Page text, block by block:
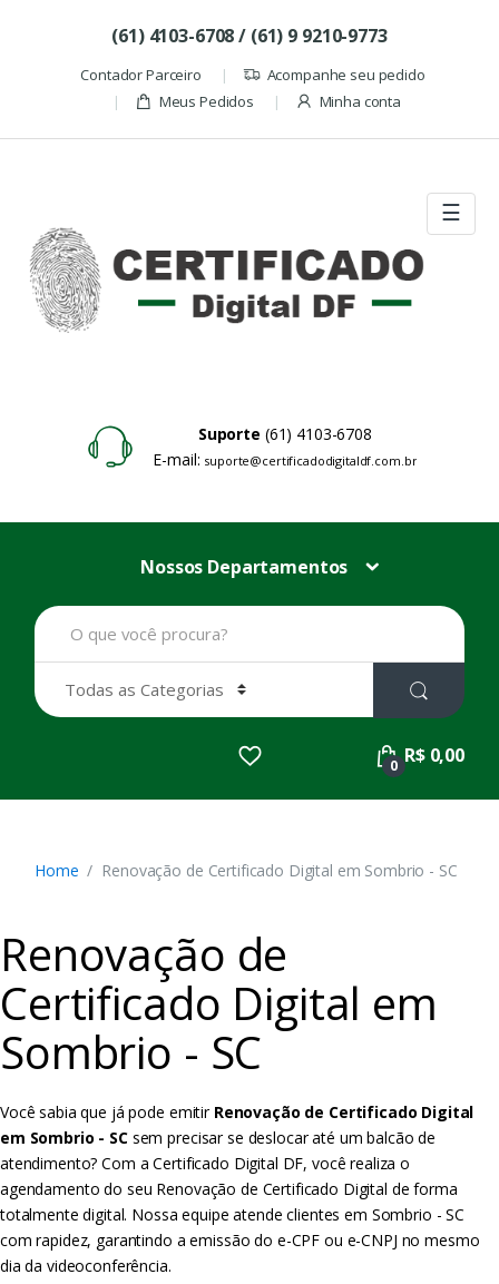
(61) 4103-6708 / (61) 9 9210-9773
Contador Parceiro
Acompanhe seu pedido
Meus Pedidos
Minha conta
☰
Suporte (61) 4103-6708
E-mail: suporte@certificadodigitaldf.com.br
Nossos Departamentos
B
u
a
r
:
0 R$ 0,00
Home Renovação de Certificado Digital em Sombrio - SC
Renovação de
Certificado Digital em
Sombrio - SC
Você sabia que já pode emitir Renovação de Certificado Digital
em Sombrio - SCsem precisar se deslocar até um balcão de
atendimento? Com a Certificado Digital DF, você realiza o
agendamento do seu Renovação de Certificado Digital de forma
totalmente digital. Nossa equipe atende clientes em Sombrio - SC
com rapidez, garantindo a emissão do e-CPF ou e-CNPJ no mesmo
dia da videoconferência.